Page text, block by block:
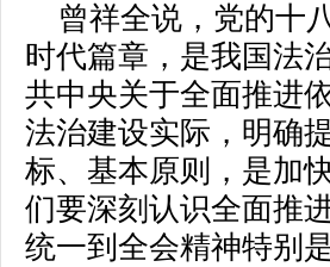
曾祥全说，党的十
时代篇章，是我国法
共中央关于全面推进
法治建设实际，明确
标、基本原则，是加
们要深刻认识全面推
统一到全会精神特别